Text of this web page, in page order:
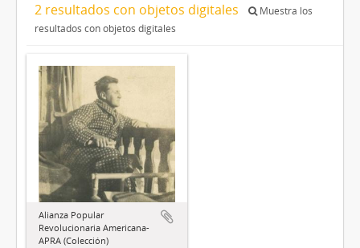
2 resultados con objetos digitales
Muestra los
resultados con objetos digitales
Alianza Popular
Revolucionaria Americana-
APRA (Colección)